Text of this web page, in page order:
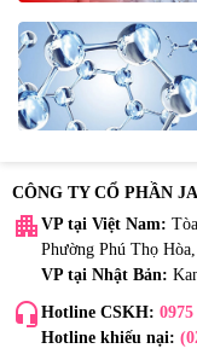
CÔNG TY CỔ PHẦN
apartment VP tại Việt Nam:
Phường Phú Thọ
VP tại Nhật Bản:
headset_mic Hotline CSKH:
Hotline khiếu nại: